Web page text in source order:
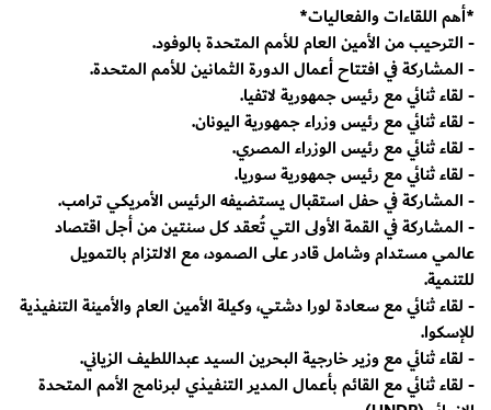
*أهم اللقاءات والفعاليات*
- الترحيب من الأمين العام للأمم المتحدة بالوفود.
- المشاركة في افتتاح أعمال الدورة الثمانين للأمم المتحدة.
- لقاء ثنائي مع رئيس جمهورية لاتفيا.
- لقاء ثنائي مع رئيس وزراء جمهورية اليونان.
- لقاء ثنائي مع رئيس الوزراء المصري.
- لقاء ثنائي مع رئيس جمهورية سوريا.
- المشاركة في حفل استقبال يستضيفه الرئيس الأمريكي ترامب.
- المشاركة في القمة الأولى التي تُعقد كل سنتين من أجل اقتصاد
عالمي مستدام وشامل قادر على الصمود، مع الالتزام بالتمويل
للتنمية.
- لقاء ثنائي مع سعادة لورا دشتي، وكيلة الأمين العام والأمينة التنفيذية
للإسكوا.
- لقاء ثنائي مع وزير خارجية البحرين السيد عبداللطيف الزياني.
- لقاء ثنائي مع القائم بأعمال المدير التنفيذي لبرنامج الأمم المتحدة